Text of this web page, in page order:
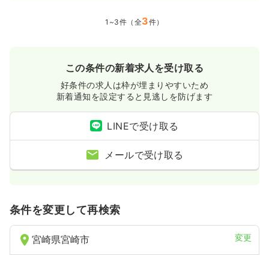
1~3件（全3件）
この条件の新着求人を受け取る
好条件の求人は枠が埋まりやすいため
新着通知を設定すると見逃しを防げます
LINEで受け取る
メールで受け取る
条件を変更して再検索
宮崎県宮崎市 変更